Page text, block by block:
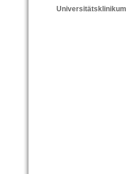
Universitätsklinikum